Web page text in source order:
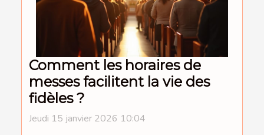
Comment les horaires de
messes facilitent la vie des
fidèles ?
Jeudi 15 janvier 2026 10:04